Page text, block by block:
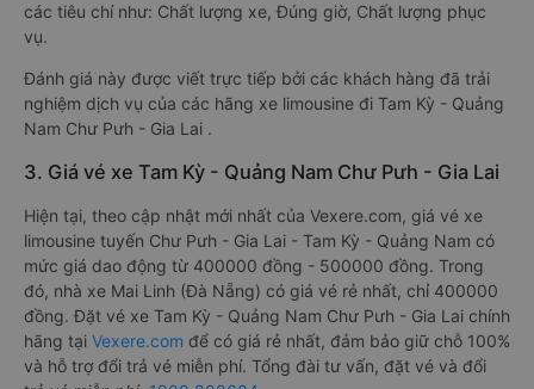
các tiêu chí như: Chất lượng xe, Đúng giờ, Chất lượng phục
vụ.
Đánh giá này được viết trực tiếp bởi các khách hàng đã trải
nghiệm dịch vụ của các hãng xe limousine đi Tam Kỳ - Quảng
Nam Chư Pưh - Gia Lai .
3. Giá vé xe Tam Kỳ - Quảng Nam Chư Pưh - Gia Lai
Hiện tại, theo cập nhật mới nhất của Vexere.com, giá vé xe
limousine tuyến Chư Pưh - Gia Lai - Tam Kỳ - Quảng Nam có
mức giá dao động từ 400000 đồng - 500000 đồng. Trong
đó, nhà xe Mai Linh (Đà Nẵng) có giá vé rẻ nhất, chỉ 400000
đồng. Đặt vé xe Tam Kỳ - Quảng Nam Chư Pưh - Gia Lai chính
hãng tại Vexere.com để có giá rẻ nhất, đảm bảo giữ chỗ 100%
và hỗ trợ đổi trả vé miễn phí. Tổng đài tư vấn, đặt vé và đổi